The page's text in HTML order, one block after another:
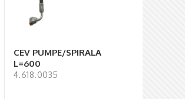
CEV PUMPE/SPIRALA
L=600
4.618.0035